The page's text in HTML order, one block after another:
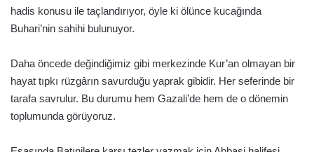
hadis konusu ile taçlandırıyor, öyle ki ölünce kucağında
Buhari’nin sahihi bulunuyor.
Daha öncede değindiğimiz gibi merkezinde Kur’an olmayan bir
hayat tıpkı rüzgârın savurduğu yaprak gibidir. Her seferinde bir
tarafa savrulur. Bu durumu hem Gazali’de hem de o dönemin
toplumunda görüyoruz.